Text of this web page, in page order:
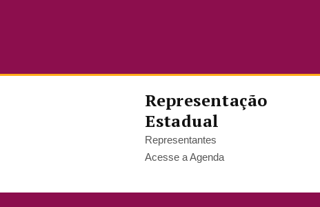
Representação
Estadual
Representantes
Acesse a Agenda